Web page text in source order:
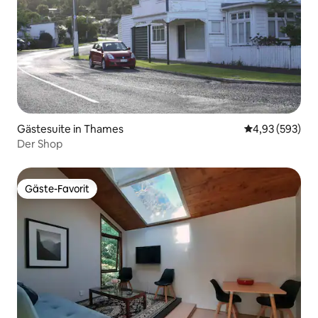
Gästesuite in Thames
4,93 (593)
Der Shop
Gäste-Favorit
Gäste-Favorit